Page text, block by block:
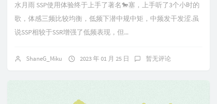
水月雨 SSP使用体验终于上手了著名🐎塞，上手听了3个小时的
歌，体感三频比较均衡，低频下潜中规中矩，中频发干发涩.虽
说SSP相较于SSR增强了低频表现，但...
ShaneG_Miku 2023 年 01 月 25 日 暂无评论